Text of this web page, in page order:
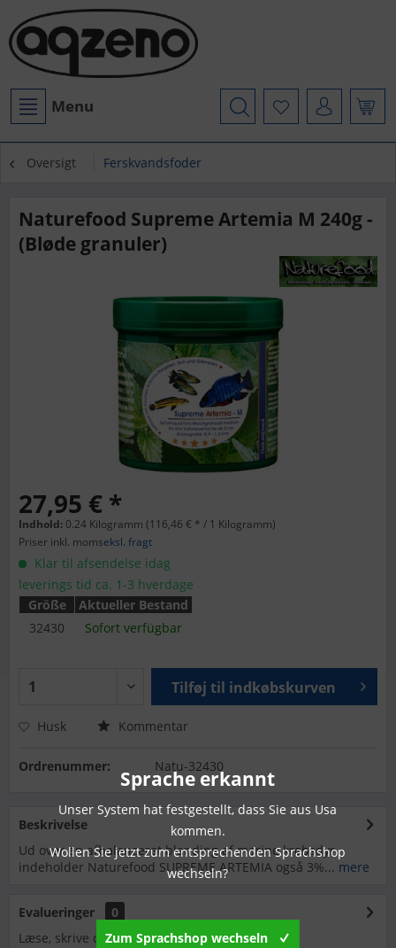
Menu
Oversigt Ferskvandsfoder
Naturefood Supreme Artemia M 240g -
(Bløde granuler)
27,95 € *
Indhold: 0.24 Kilogramm (116,46 € * / 1 Kilogramm)
Priser inkl. momseksl. fragt
Klar til afsendelse idag
leverings tid ca. 1-3 hverdage
Größe
Aktueller Bestand
32430
Sofort verfügbar
Tilføj til indkøbskurven
Husk Kommentar
Ordrenummer: Natu-32430
Beskrivelse
Ud over en afbalanceret blanding af marine krebsdyr
indeholder Naturefood SUPREME ARTEMIA også 3%... mere
Evalueringer
0
Læse, skrive og diskutere anmeldelser...mere
Sprache erkannt
Unser System hat festgestellt, dass Sie aus Usa
kommen.
Wollen Sie jetzt zum entsprechenden Sprachshop
wechseln?
Zum Sprachshop wechseln